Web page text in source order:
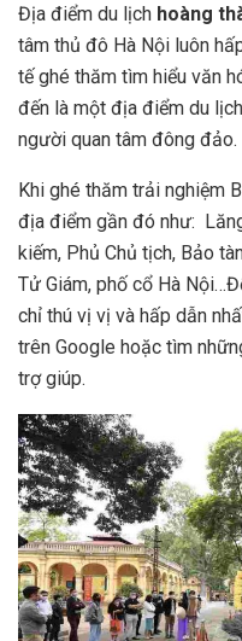
Địa điểm du lịch hoàng
tâm thủ đô Hà Nội luôn
tế ghé thăm tìm hiểu văn
đến là một địa điểm du
người quan tâm đông đảo.
Khi ghé thăm trải nghiệm
địa điểm gần đó như:
kiếm, Phủ Chủ tịch, Bảo
Tử Giám, phố cổ Hà
chỉ thú vị vị và hấp dẫn
trên Google hoặc tìm
trợ giúp.